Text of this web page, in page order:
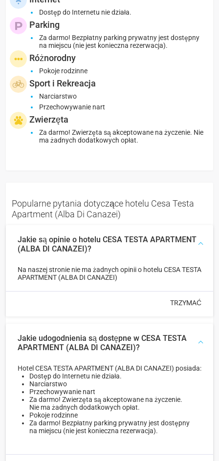
Dostęp do Internetu nie działa.
Parking
Za darmo! Bezpłatny parking prywatny jest dostępny
na miejscu (nie jest konieczna rezerwacja).
Różnorodny
Pokoje rodzinne
Sport i Rekreacja
Narciarstwo
Przechowywanie nart
Zwierzęta
Za darmo! Zwierzęta są akceptowane na życzenie. Nie
ma żadnych dodatkowych opłat.
Popularne pytania dotyczące hotelu Cesa Testa
Apartment (Alba Di Canazei)
Jakie są opinie o hotelu CESA TESTA APARTMENT
(ALBA DI CANAZEI)?
Na naszej stronie nie ma żadnych opinii o hotelu CESA TESTA
APARTMENT (ALBA DI CANAZEI)
TRZYMAĆ
Jakie udogodnienia są dostępne w CESA TESTA
APARTMENT (ALBA DI CANAZEI)?
Hotel CESA TESTA APARTMENT (ALBA DI CANAZEI) posiada:
Dostęp do Internetu nie działa.
Narciarstwo
Przechowywanie nart
Za darmo! Zwierzęta są akceptowane na życzenie.
Nie ma żadnych dodatkowych opłat.
Pokoje rodzinne
Za darmo! Bezpłatny parking prywatny jest dostępny
na miejscu (nie jest konieczna rezerwacja).